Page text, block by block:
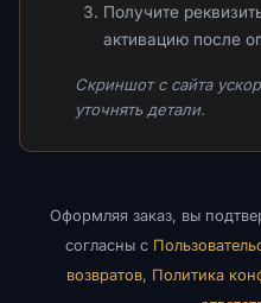
Получите
активацию после
Скриншот с сайта
уточнять детали.
Оформляя заказ, вы
согласны с
возвратов, Политика